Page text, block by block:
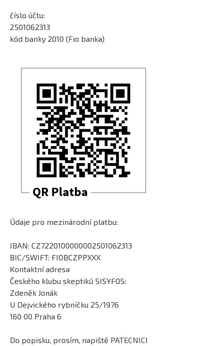
číslo účtu:
2501062313
kód banky 2010 (Fio banka)
Údaje pro mezinárodní platbu:
IBAN: CZ7220100000002501062313
BIC/SWIFT: FIOBCZPPXXX
Kontaktní adresa
Českého klubu skeptiků SISYFOS:
Zdeněk Jonák
U Dejvického rybníčku 25/1976
160 00 Praha 6
Do popisku, prosím, napiště PATECNICI